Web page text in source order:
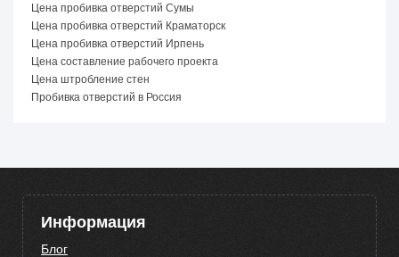
Цена пробивка отверстий Сумы
Цена пробивка отверстий Краматорск
Цена пробивка отверстий Ирпень
Цена составление рабочего проекта
Цена штробление стен
Пробивка отверстий в Россия
Информация
Блог